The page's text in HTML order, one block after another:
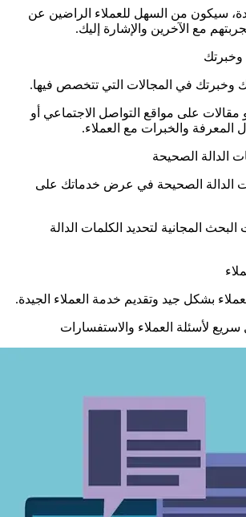
سيكون من السهل للعملاء الراضين عن
مع الآخرين والإشارة إليك.
وخبرتك
وخبرتك في المجالات التي تتخصص فيها.
مقالات على مواقع التواصل الاجتماعي أو
المعرفة والخبرات مع العملاء.
الدالة الصحيحة
الدالة الصحيحة في عرض خدماتك على
المجانية لتحديد الكلمات الدالة
بشكل جيد وتقديم خدمة العملاء الجيدة.
لأسئلة العملاء والاستفسارات